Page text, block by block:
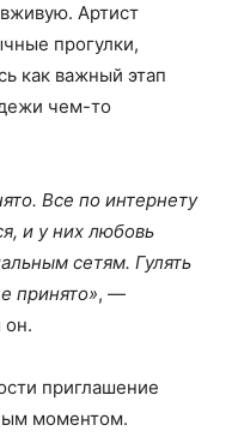
Артист
прогулки,
как важный этап
чем-то
Все по интернету
и у них любовь
сетям. Гулять
принято», —
он.
приглашение
моментом.